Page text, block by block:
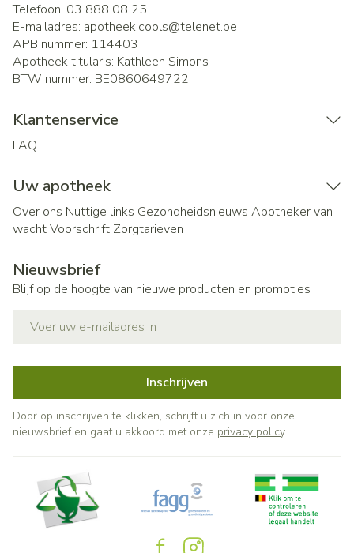
Telefoon: 03 888 08 25
E-mailadres: apotheek.cools@telenet.be
APB nummer: 114403
Apotheek titularis: Kathleen Simons
BTW nummer: BE0860649722
Klantenservice
FAQ
Uw apotheek
Over ons Nuttige links Gezondheidsnieuws Apotheker van
wachtVoorschrift Zorgtarieven
Nieuwsbrief
Blijf op de hoogte van nieuwe producten en promoties
Inschrijven
Door op inschrijven te klikken, schrijft u zich in voor onze
nieuwsbrief en gaat u akkoord met onze privacy policy.